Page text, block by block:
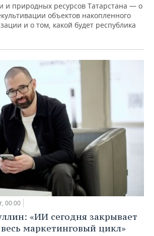
и природных ресурсов Татарстана — о
объектов накопленного
и о том, какой будет республика
00:00
«ИИ сегодня закрывает
маркетинговый цикл»